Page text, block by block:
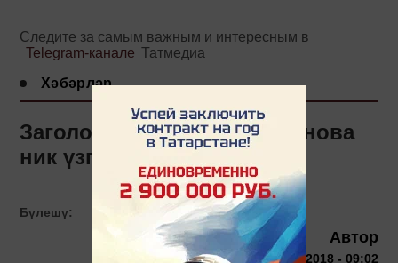
Следите за самым важным и интересным в
Telegram-канале Татмедиа
Хәбәрләр
Заголовок: Глафира Тарханова
ник үзгәргән?
Бүлешү:
Автор
18 октября 2018 - 09:02